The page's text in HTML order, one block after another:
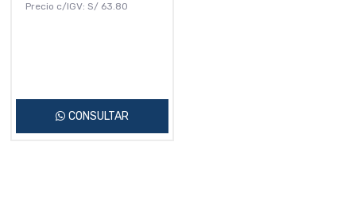
Precio c/IGV: S/ 63.80
CONSULTAR